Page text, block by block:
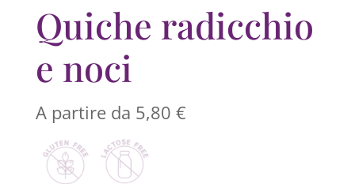
Quiche radicchio
e noci
A partire da 5,80 €